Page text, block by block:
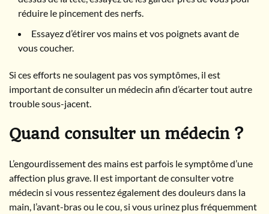
réduire le pincement des nerfs.
Essayez d’étirer vos mains et vos poignets avant de
vous coucher.
Si ces efforts ne soulagent pas vos symptômes, il est
important de consulter un médecin afin d’écarter tout autre
trouble sous-jacent.
Quand consulter un médecin ?
L’engourdissement des mains est parfois le symptôme d’une
affection plus grave. Il est important de consulter votre
médecin si vous ressentez également des douleurs dans la
main, l’avant-bras ou le cou, si vous urinez plus fréquemment